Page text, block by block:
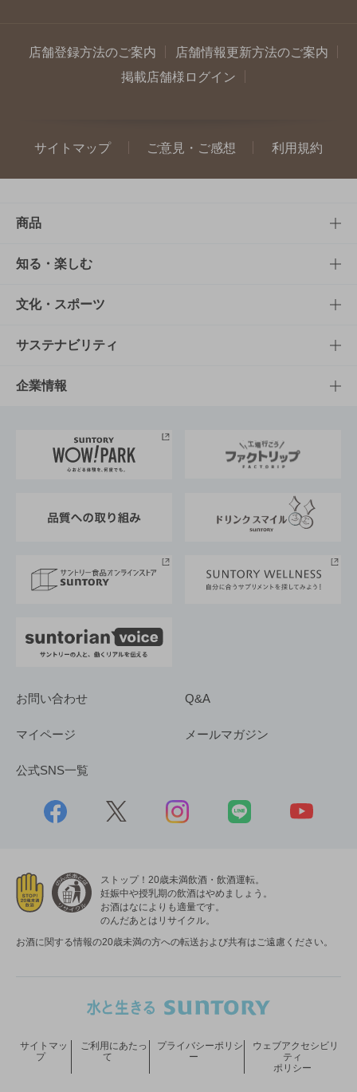
店舗登録方法のご案内
店舗情報更新方法のご案内
掲載店舗様ログイン
サイトマップ ご意見・ご感想 利用規約
商品
商品TOP
商品一覧
商品発売情報
栄養成分一覧
知る・楽しむ
知る・楽しむTOP
キャンペーン
工場見学
地域情報
文化・スポーツ
文化・スポーツTOP
サントリーホール
サントリーサンバーズ大阪
サステナビリティ
サステナビリティTOP
サントリーが考えるサステナビリティ経営
企業情報
企業概要
採用情報
お問い合わせ Q&A
マイページ メールマガジン
公式SNS一覧
ストップ！20歳未満飲酒・飲酒運転。
妊娠中や授乳期の飲酒はやめましょう。
お酒はなによりも適量です。
のんだあとはリサイクル。
お酒に関する情報の20歳未満の方への転送および共有はご遠慮ください。
サイトマッ
プ
ご利用にあたっ
て
プライバシーポリシ
ー
ウェブアクセシビリ
ティ
ポリシー